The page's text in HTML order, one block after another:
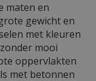
maten en
gewicht en
met kleuren
mooi
oppervlakten
met betonnen